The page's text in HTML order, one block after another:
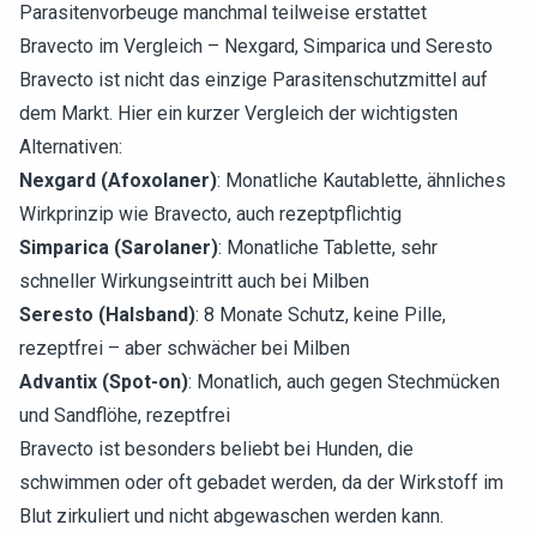
Parasitenvorbeuge manchmal teilweise erstattet
Bravecto im Vergleich – Nexgard, Simparica und Seresto
Bravecto ist nicht das einzige Parasitenschutzmittel auf
dem Markt. Hier ein kurzer Vergleich der wichtigsten
Alternativen:
Nexgard (Afoxolaner): Monatliche Kautablette, ähnliches
Wirkprinzip wie Bravecto, auch rezeptpflichtig
Simparica (Sarolaner): Monatliche Tablette, sehr
schneller Wirkungseintritt auch bei Milben
Seresto (Halsband): 8 Monate Schutz, keine Pille,
rezeptfrei – aber schwächer bei Milben
Advantix (Spot-on): Monatlich, auch gegen Stechmücken
und Sandflöhe, rezeptfrei
Bravecto ist besonders beliebt bei Hunden, die
schwimmen oder oft gebadet werden, da der Wirkstoff im
Blut zirkuliert und nicht abgewaschen werden kann.